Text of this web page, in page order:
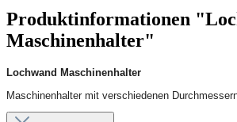
Produktinformationen
Maschinenhalter"
Lochwand Maschinenhalter
Maschinenhalter mit verschiedenen